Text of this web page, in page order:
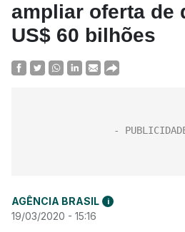
ampliar oferta de
US$ 60 bilhões
AGÊNCIA BRASIL i
19/03/2020 - 15:16